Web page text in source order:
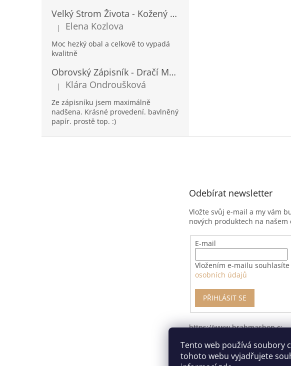
Tento web používá soubory
tohoto webu vyjadřujete
Velký Strom Života - Kožený Zápisník se Šňůrkou a Kamínkem - 20x16x2cm - 160 Stran
Hodnocení produktu je 5 z 5 hvězdiček.
| Elena Kozlova
Moc hezký obal a celkově to vypadá
kvalitně
Obrovský Zápisník - Dračí Mandala s Chakra Kameny - 100 Stran - 25x34cm
Hodnocení produktu je 5 z 5 hvězdiček.
| Klára Ondroušková
Ze zápisníku jsem maximálně
nadšena. Krásné provedení. bavlněný
papír. prostě top. :)
Odebírat newsletter
Vložte svůj e-mail a my vám
nových produktech na našem
E-mail
Vložením e-mailu souhlasíte
osobních údajů
PŘIHLÁSIT SE
https://www.brahmashop.cz/
smlouvy/